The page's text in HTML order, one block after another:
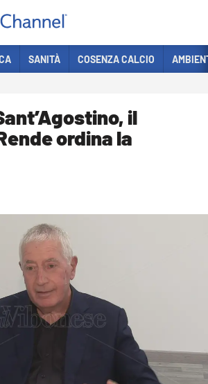
SANITÀ COSENZA CALCIO
il
ordina la